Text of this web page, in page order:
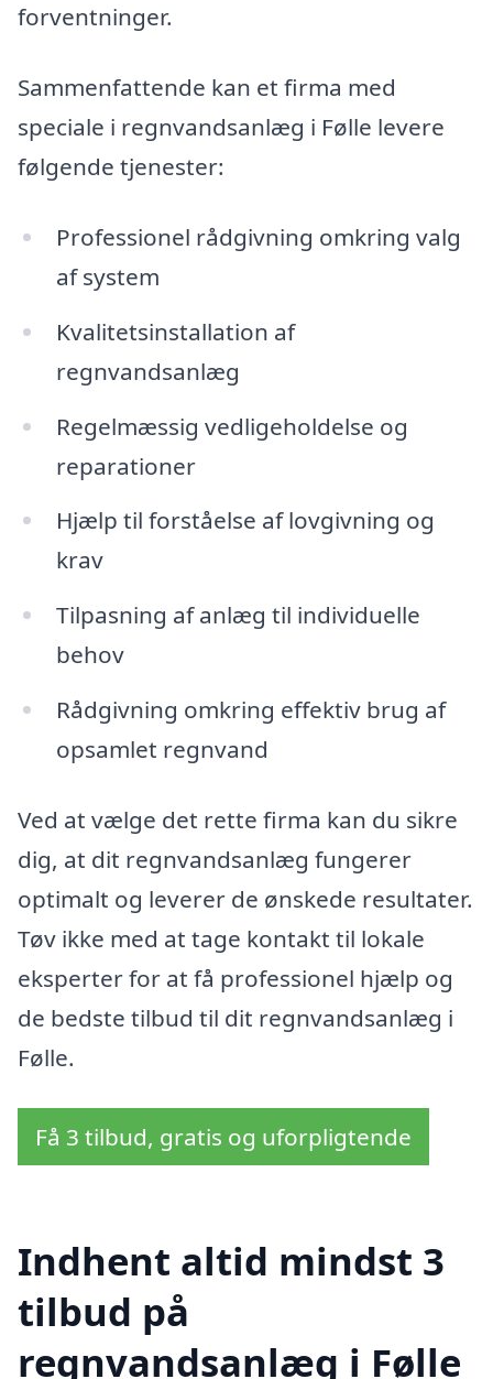
forventninger.
Sammenfattende kan et firma med
speciale i regnvandsanlæg i Følle levere
følgende tjenester:
Professionel rådgivning omkring valg
af system
Kvalitetsinstallation af
regnvandsanlæg
Regelmæssig vedligeholdelse og
reparationer
Hjælp til forståelse af lovgivning og
krav
Tilpasning af anlæg til individuelle
behov
Rådgivning omkring effektiv brug af
opsamlet regnvand
Ved at vælge det rette firma kan du sikre
dig, at dit regnvandsanlæg fungerer
optimalt og leverer de ønskede resultater.
Tøv ikke med at tage kontakt til lokale
eksperter for at få professionel hjælp og
de bedste tilbud til dit regnvandsanlæg i
Følle.
Få 3 tilbud, gratis og uforpligtende
Indhent altid mindst 3
tilbud på
regnvandsanlæg i Følle